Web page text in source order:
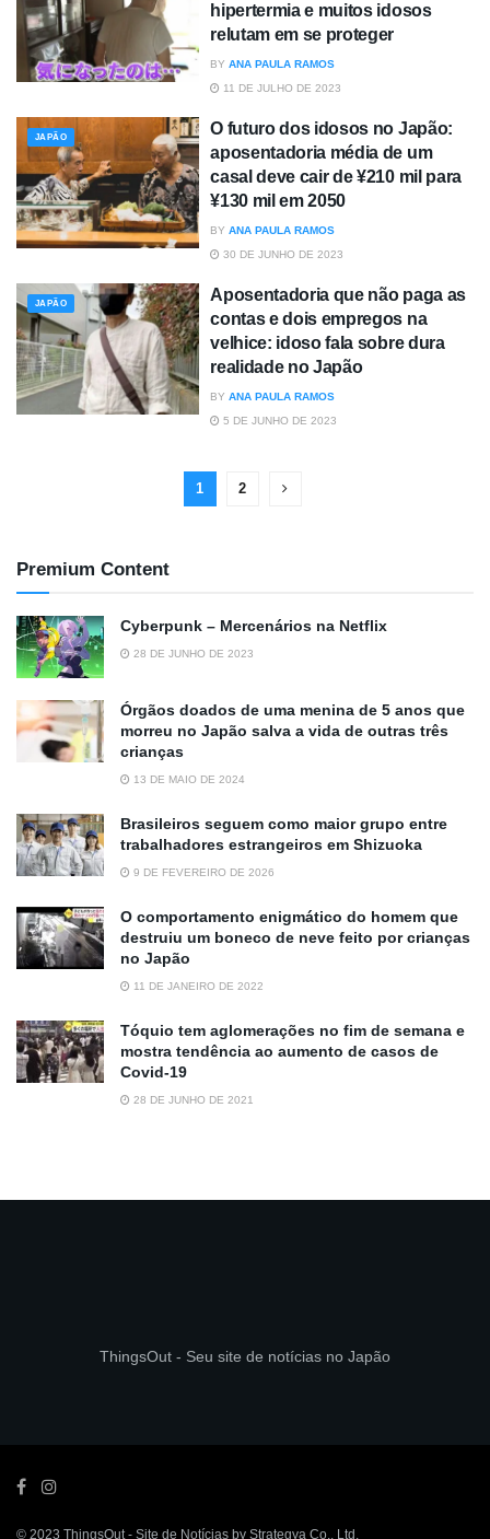
hipertermia e muitos idosos
relutam em se proteger
BY ANA PAULA RAMOS
11 DE JULHO DE 2023
JAPÃO
O futuro dos idosos no Japão:
aposentadoria média de um
casal deve cair de ¥210 mil para
¥130 mil em 2050
BY ANA PAULA RAMOS
30 DE JUNHO DE 2023
JAPÃO
Aposentadoria que não paga as
contas e dois empregos na
velhice: idoso fala sobre dura
realidade no Japão
BY ANA PAULA RAMOS
5 DE JUNHO DE 2023
1 2
Premium Content
Cyberpunk – Mercenários na Netflix
28 DE JUNHO DE 2023
Órgãos doados de uma menina de 5 anos que
morreu no Japão salva a vida de outras três
crianças
13 DE MAIO DE 2024
Brasileiros seguem como maior grupo entre
trabalhadores estrangeiros em Shizuoka
9 DE FEVEREIRO DE 2026
O comportamento enigmático do homem que
destruiu um boneco de neve feito por crianças
no Japão
11 DE JANEIRO DE 2022
Tóquio tem aglomerações no fim de semana e
mostra tendência ao aumento de casos de
Covid-19
28 DE JUNHO DE 2021
ThingsOut - Seu site de notícias no Japão
© 2023 ThingsOut- Site de Notícias by Strategya Co., Ltd .